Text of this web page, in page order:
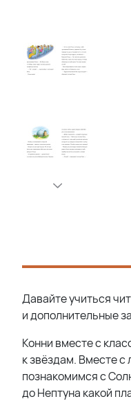
Давайте учиться
и дополнительные
Конни вместе с
к звёздам. Вместе
познакомимся с
до Нептуна какой